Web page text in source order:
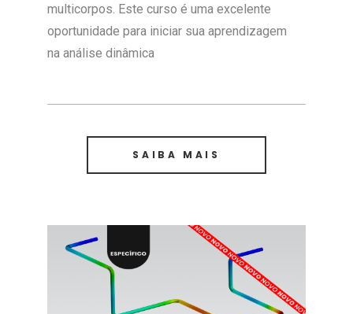
multicorpos. Este curso é uma excelente
oportunidade para iniciar sua aprendizagem
na análise dinâmica
SAIBA MAIS